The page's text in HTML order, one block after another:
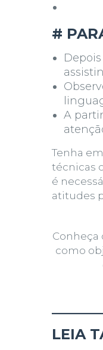
#
A
Tenha
técnicas
é
atitudes
como
LEIA